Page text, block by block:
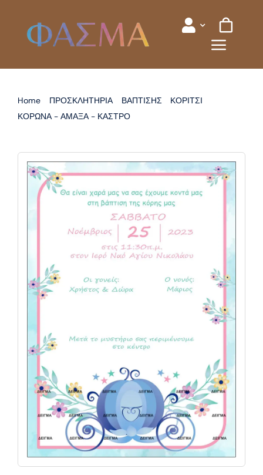
content
Home ΠΡΟΣΚΛΗΤΗΡΙΑ ΒΑΠΤΙΣΗΣ
ΚΟΡΙΤΣΙ
ΚΟΡΩΝΑ - ΑΜΑΞΑ - ΚΑΣΤΡΟ